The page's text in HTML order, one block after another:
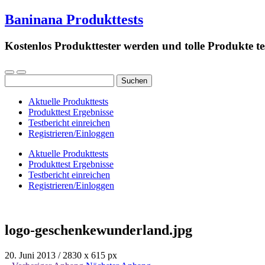
Baninana Produkttests
Kostenlos Produkttester werden und tolle Produkte
nach:
Aktuelle Produkttests
Produkttest Ergebnisse
Testbericht einreichen
Registrieren/Einloggen
Aktuelle Produkttests
Produkttest Ergebnisse
Testbericht einreichen
Registrieren/Einloggen
logo-geschenkewunderland.jpg
20. Juni 2013 / 2830 x 615 px